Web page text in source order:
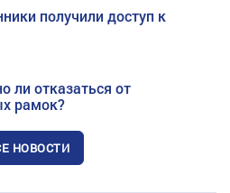
получили доступ к
ли отказаться от
рамок?
НОВОСТИ